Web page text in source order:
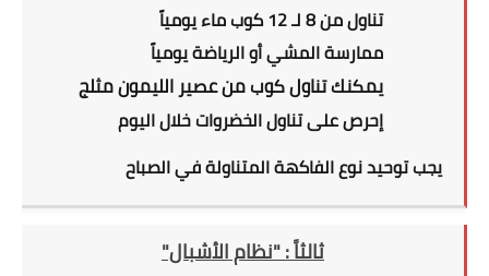
تناول من 8 لـ 12 كوب ماء يومياً
ممارسة المشي أو الرياضة يومياً
يمكنك تناول كوب من عصير الليمون مثلج
إحرص على تناول الخضروات خلال اليوم
يجب توحيد نوع الفاكهة المتناولة في الصباح
ثالثاً :"نظام الأشبال"